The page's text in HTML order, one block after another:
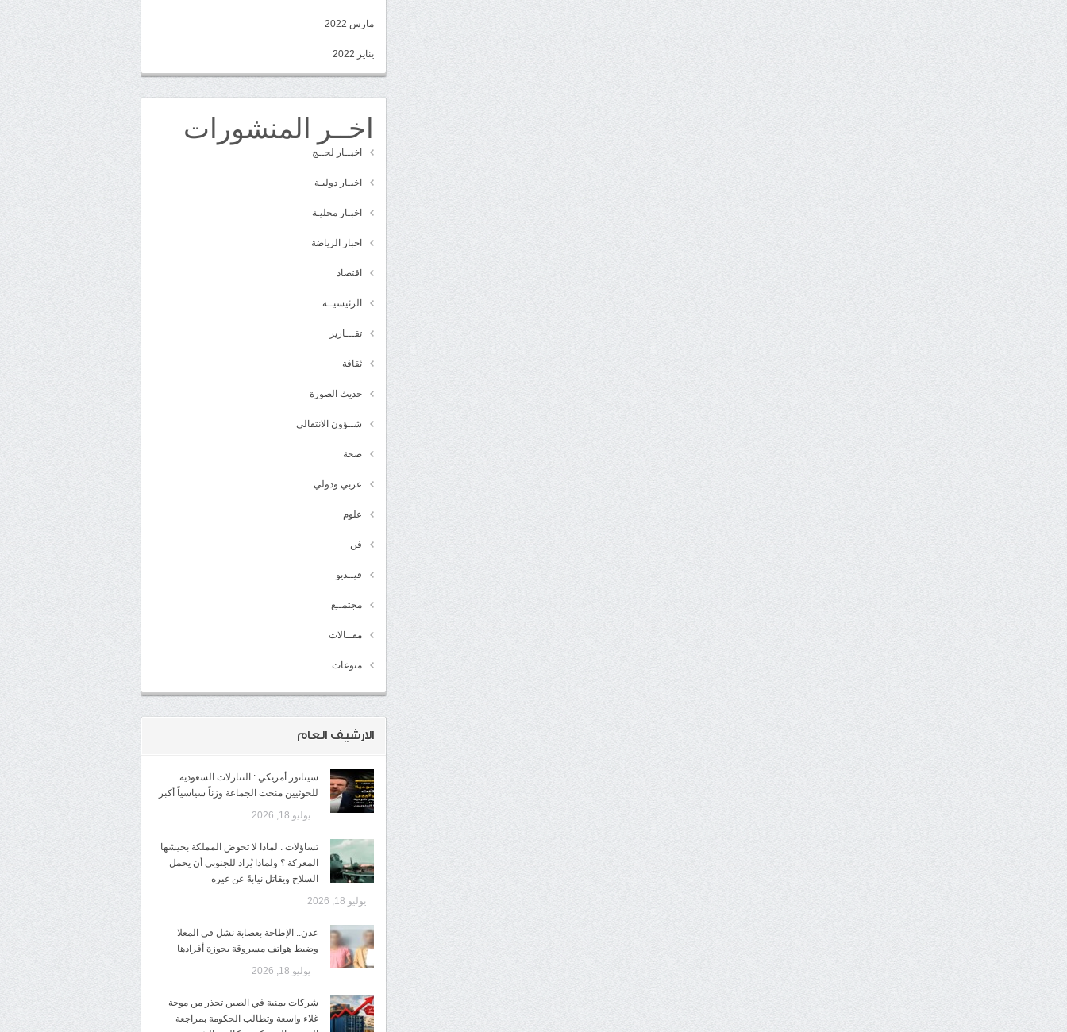
مارس 2022
يناير 2022
اخــر المنشورات
اخبــار لحــج
اخبـار دوليـة
اخبـار محليـة
اخبار الرياضة
اقتصاد
الرئيسيــة
تقـــارير
ثقافة
حديث الصورة
شــؤون الانتقالي
صحة
عربي ودولي
علوم
فن
فيــديو
مجتمــع
مقــالات
منوعات
الارشيف العام
سيناتور أمريكي : التنازلات السعودية
للحوثيين منحت الجماعة وزناً سياسياً أكبر
يوليو 18, 2026
تساؤلات : لماذا لا تخوض المملكة بجيشها
المعركة ؟ ولماذا يُراد للجنوبي أن يحمل
السلاح ويقاتل نيابةً عن غيره
يوليو 18, 2026
عدن.. الإطاحة بعصابة نشل في المعلا
وضبط هواتف مسروقة بحوزة أفرادها
يوليو 18, 2026
شركات يمنية في الصين تحذر من موجة
غلاء واسعة وتطالب الحكومة بمراجعة